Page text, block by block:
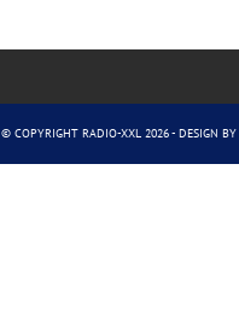
© COPYRIGHT RADIO-XXL 2026 - DESIGN BY